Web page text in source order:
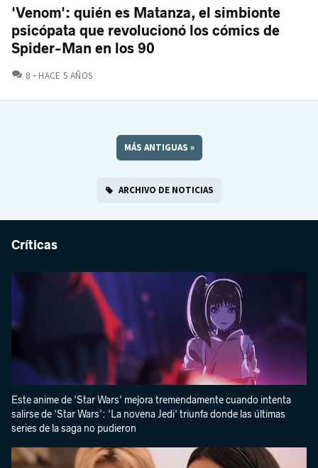
'Venom': quién es Matanza, el simbionte
psicópata que revolucionó los cómics de
Spider-Man en los 90
8 COMENTARIOS
HACE 5 AÑOS
MÁS ANTIGUAS »
ARCHIVO DE NOTICIAS
Críticas
Este anime de 'Star Wars' mejora tremendamente cuando intenta
salirse de 'Star Wars': 'La novena Jedi' triunfa donde las últimas
series de la saga no pudieron